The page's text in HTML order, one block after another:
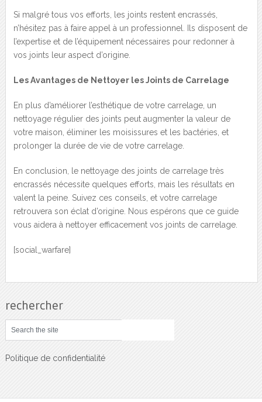
Si malgré tous vos efforts, les joints restent encrassés,
n’hésitez pas à faire appel à un professionnel. Ils disposent de
l’expertise et de l’équipement nécessaires pour redonner à
vos joints leur aspect d’origine.
Les Avantages de Nettoyer les Joints de Carrelage
En plus d’améliorer l’esthétique de votre carrelage, un
nettoyage régulier des joints peut augmenter la valeur de
votre maison, éliminer les moisissures et les bactéries, et
prolonger la durée de vie de votre carrelage.
En conclusion, le nettoyage des joints de carrelage très
encrassés nécessite quelques efforts, mais les résultats en
valent la peine. Suivez ces conseils, et votre carrelage
retrouvera son éclat d’origine. Nous espérons que ce guide
vous aidera à nettoyer efficacement vos joints de carrelage.
[social_warfare]
rechercher
Politique de confidentialité